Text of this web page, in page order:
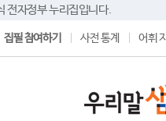
전자정부 누리집입니다.
집필 참여하기 사전 통계 어휘